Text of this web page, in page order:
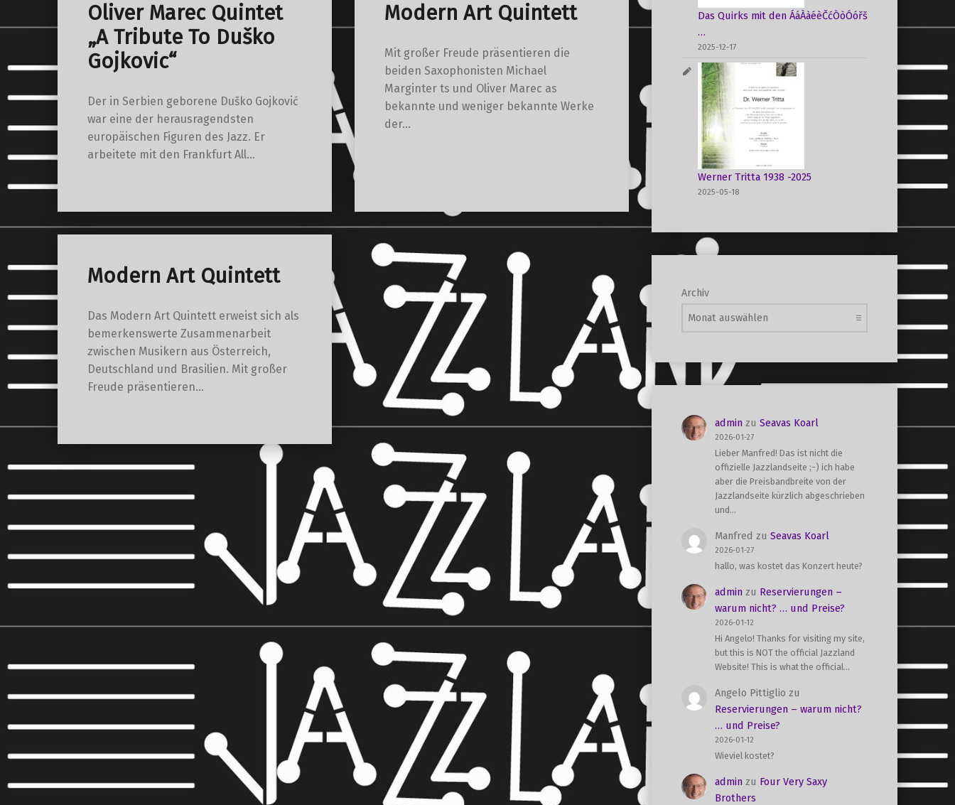
Oliver Marec Quintet
„A Tribute To Duško
Gojkovic“
Der in Serbien geborene Duško Gojković
war eine der herausragendsten
europäischen Figuren des Jazz. Er
arbeitete mit den Frankfurt All…
Modern Art Quintett
Mit großer Freude präsentieren die
beiden Saxophonisten Michael
Marginter ts und Oliver Marec as
bekannte und weniger bekannte Werke
der…
Modern Art Quintett
Das Modern Art Quintett erweist sich als
bemerkenswerte Zusammenarbeit
zwischen Musikern aus Österreich,
Deutschland und Brasilien. Mit großer
Freude präsentieren…
Das Quirks mit den ÁáÀàéèČćÒòÓóřš
…
2025-12-17
Werner Tritta 1938 -2025
2025-05-18
Archiv
adminzu Seavas Koarl
2026-01-27
Lieber Manfred! Das ist nicht die
offizielle Jazzlandseite ;-) ich habe
aber die Preisbandbreite von der
Jazzlandseite kürzlich abgeschrieben
und…
Manfred zu Seavas Koarl
2026-01-27
hallo, was kostet das Konzert heute?
adminzu Reservierungen –
warum nicht? … und Preise?
2026-01-12
Hi Angelo! Thanks for visiting my site,
but this is NOT the official Jazzland
Website! This is what the official…
Angelo Pittiglio zu
Reservierungen – warum nicht?
… und Preise?
2026-01-12
Wieviel kostet?
adminzu Four Very Saxy
Brothers